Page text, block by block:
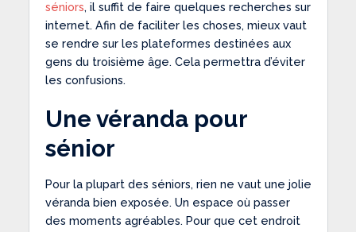
séniors, il suffit de faire quelques recherches sur
internet. Afin de faciliter les choses, mieux vaut
se rendre sur les plateformes destinées aux
gens du troisième âge. Cela permettra d’éviter
les confusions.
Une véranda pour
sénior
Pour la plupart des séniors, rien ne vaut une jolie
véranda bien exposée. Un espace où passer
des moments agréables. Pour que cet endroit